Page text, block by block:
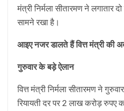
मंत्री निर्मला सीतारमण ने लगातार
सामने रखा है।
आइए नजर डालते हैं वित्त मंत्री की
गुरुवार के बड़े ऐलान
वित्त मंत्री निर्मला सीतारमण ने
रियायती दर पर 2 लाख करोड़ रुपए